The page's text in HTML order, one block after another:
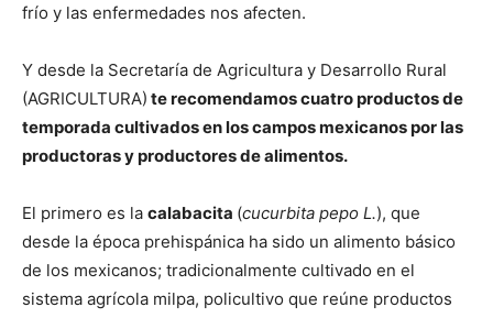
frío y las enfermedades nos afecten.
Y desde la Secretaría de Agricultura y Desarrollo Rural
(AGRICULTURA) te recomendamos cuatro productos de
temporada cultivados en los campos mexicanos por las
productoras y productores de alimentos.
El primero es la calabacita (cucurbita pepo L.), que
desde la época prehispánica ha sido un alimento básico
de los mexicanos; tradicionalmente cultivado en el
sistema agrícola milpa, policultivo que reúne productos